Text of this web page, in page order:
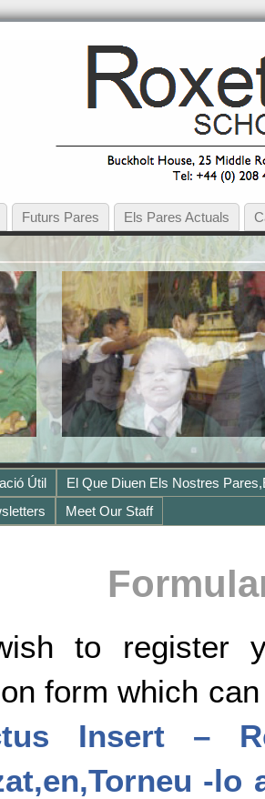
Futurs Pares Els Pares Actuals
Útil
El Que Diuen Els Nostres
Meet Our Staff
to register
form which
Insert –
-lo